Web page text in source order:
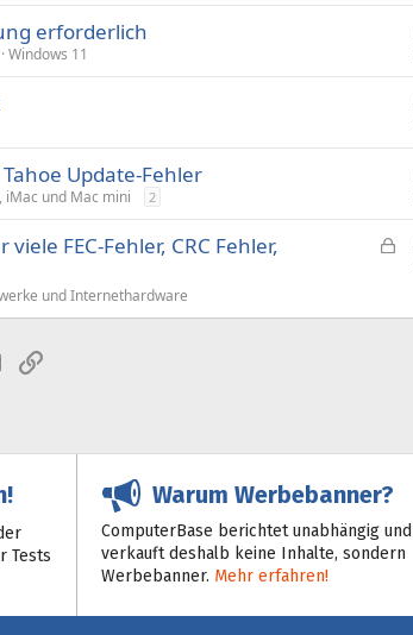
erforderlich
Windows 11
Update-Fehler
iMac und Mac mini 2
G
p
FEC-Fehler, CRC Fehler,
und Internethardware
E-MailLink
Tests
Warum Werbebanner?
ComputerBase berichtet unabhängig und
verkauft deshalb keine Inhalte, sondern
Werbebanner. Mehr erfahren!